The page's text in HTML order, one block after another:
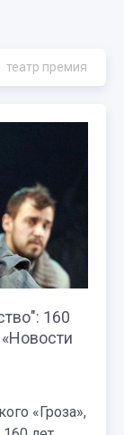
театр премия
160
«Гроза»,